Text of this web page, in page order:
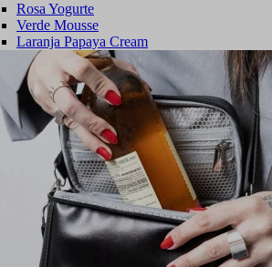
Rosa Yogurte
Verde Mousse
Laranja Papaya Cream